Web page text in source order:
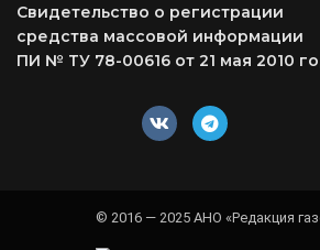
Свидетельство о регистрации
средства массовой информации
ПИ № ТУ 78-00616 от 21 мая 2010
© 2016 — 2025 АНО «Редакция